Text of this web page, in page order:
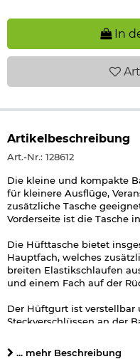
In
Artikelbeschreibung
Art.-Nr.: 128612
Die kleine und kompakte
für kleinere Ausflüge,
zusätzliche Tasche
Vorderseite ist die Tasche
Die Hüfttasche bietet
Hauptfach, welches
breiten Elastikschlaufen
und einem Fach auf der
Der Hüftgurt ist
Steckverschlüssen an der
für Patches, Abzeichen
... mehr Beschreibung